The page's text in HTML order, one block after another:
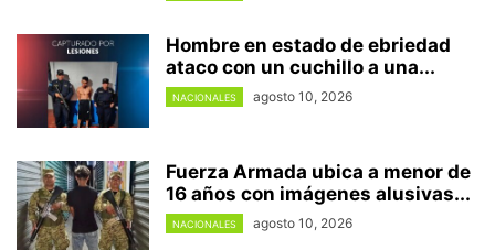
Hombre en estado de ebriedad
ataco con un cuchillo a una...
NACIONALES agosto 10, 2026
Fuerza Armada ubica a menor de
16 años con imágenes alusivas...
NACIONALES agosto 10, 2026